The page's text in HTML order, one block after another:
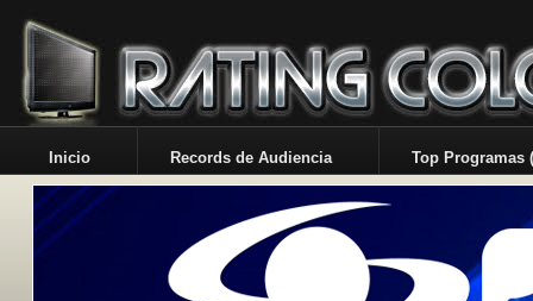
Inicio Records de Audiencia Top Programas